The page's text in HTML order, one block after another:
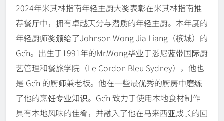
2024年米其林指南年轻主厨大奖表彰在米其林指南推
荐餐厅中，拥有卓越天分与潜质的年轻主厨。本年度的
年轻厨师奖颁给了Johnson Wong Jia Liang（槟城）的
Gēn。出生于1991年的Mr.Wong毕业于悉尼蓝带国际厨
艺管理和餐旅学院（Le Cordon Bleu Sydney），他也
是 Gēn 的厨师兼老板。他在一些最优秀的厨房中磨练
了他的烹饪专业知识。Gēn 致力于使用本地食材制作
具有本地风味的佳肴，并融入了他在马来西亚成长的回